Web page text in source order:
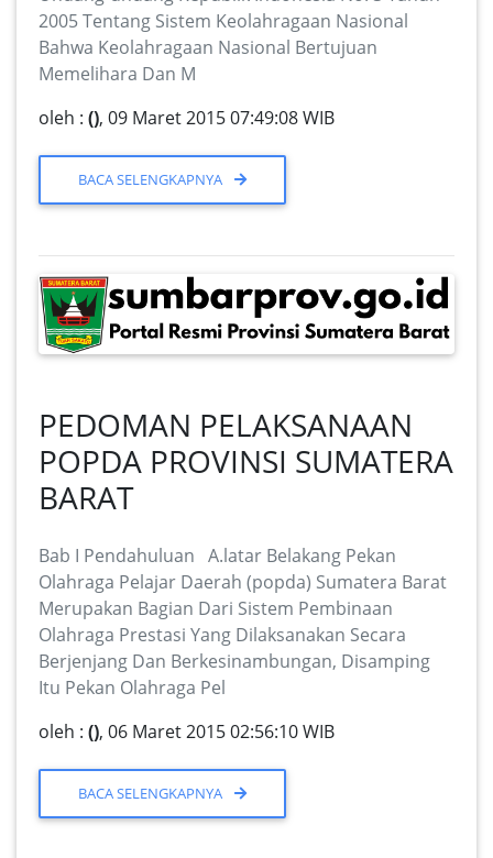
2005 Tentang Sistem Keolahragaan Nasional
Bahwa Keolahragaan Nasional Bertujuan
Memelihara Dan M
oleh : (), 09 Maret 2015 07:49:08 WIB
BACA SELENGKAPNYA
PEDOMAN PELAKSANAAN
POPDA PROVINSI SUMATERA
BARAT
Bab I Pendahuluan A.latar Belakang Pekan
Olahraga Pelajar Daerah (popda) Sumatera Barat
Merupakan Bagian Dari Sistem Pembinaan
Olahraga Prestasi Yang Dilaksanakan Secara
Berjenjang Dan Berkesinambungan, Disamping
Itu Pekan Olahraga Pel
oleh : (), 06 Maret 2015 02:56:10 WIB
BACA SELENGKAPNYA